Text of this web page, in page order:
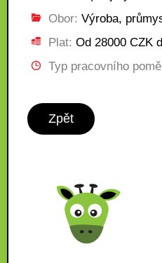
Obor: Výroba,
Plat: Od 28000 CZK
Typ pracovního
Zpět